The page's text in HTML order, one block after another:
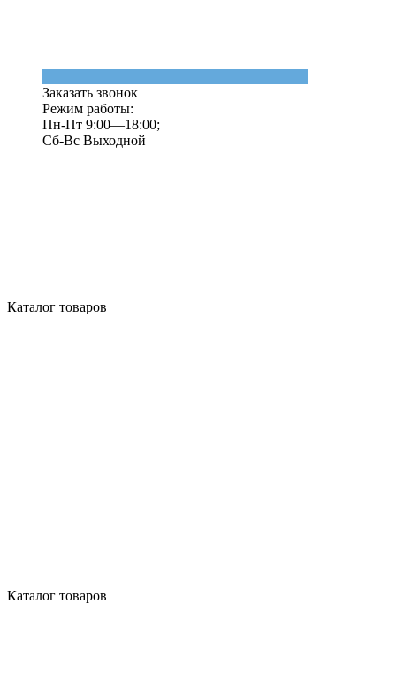
Заказать звонок
Режим работы:
Пн-Пт 9:00—18:00;
Сб-Вс Выходной
Каталог товаров
Каталог товаров